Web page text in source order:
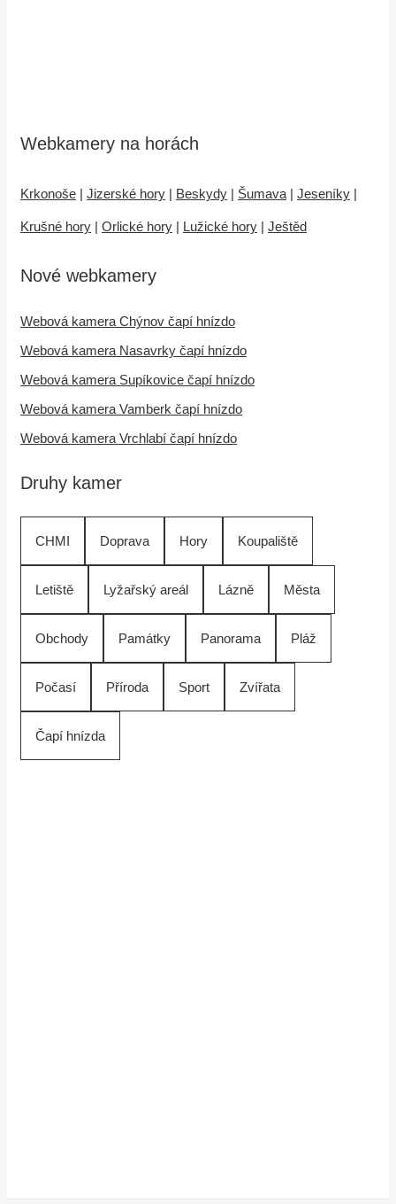
Webkamery na horách
Krkonoše | Jizerské hory | Beskydy | Šumava | Jeseníky |
Krušné hory | Orlické hory | Lužické hory | Ještěd
Nové webkamery
Webová kamera Chýnov čapí hnízdo
Webová kamera Nasavrky čapí hnízdo
Webová kamera Supíkovice čapí hnízdo
Webová kamera Vamberk čapí hnízdo
Webová kamera Vrchlabí čapí hnízdo
Druhy kamer
CHMI Doprava Hory Koupaliště
Letiště Lyžařský areál Lázně Města
Obchody Památky Panorama Pláž
Počasí Příroda Sport Zvířata
Čapí hnízda